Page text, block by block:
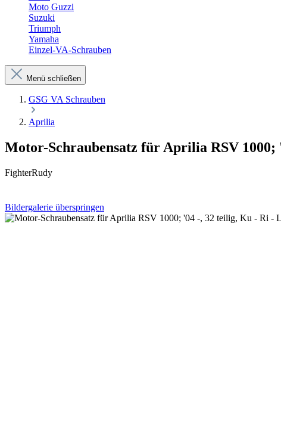
Moto Guzzi
Suzuki
Triumph
Yamaha
Einzel-VA-Schrauben
Menü schließen
GSG VA Schrauben
Aprilia
Motor-Schraubensatz für Aprilia RSV
FighterRudy
Bildergalerie überspringen